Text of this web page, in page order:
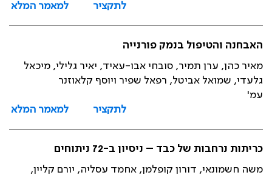
לתקציר
למאמר המלא
האבחנה והטיפול בנמק פורנייה
מאיר כהן, ערן תמיר, סובחי אבו-עאיד, יאיר גלילי, מיכאל
גלעדי, שמואל אביטל, רפאל שפיר ויוסף קלאוזנר
עמ'
לתקציר
למאמר המלא
כריתות נרחבות של כבד – ניסיון ב-72 ניתוחים
משה חשמונאי, דורון קופלמן, אחמד עסליה, יורם קליין,